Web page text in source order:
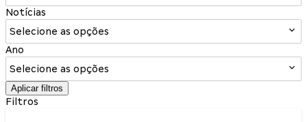
Notícias
Selecione as opções
Ano
Selecione as opções
Aplicar filtros
Filtros